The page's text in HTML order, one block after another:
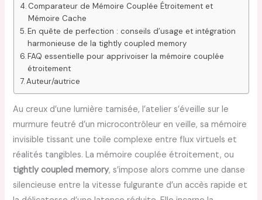
Comparateur de Mémoire Couplée Étroitement et
Mémoire Cache
En quête de perfection : conseils d’usage et intégration
harmonieuse de la tightly coupled memory
FAQ essentielle pour apprivoiser la mémoire couplée
étroitement
Auteur/autrice
Au creux d’une lumière tamisée, l’atelier s’éveille sur le
murmure feutré d’un microcontrôleur en veille, sa mémoire
invisible tissant une toile complexe entre flux virtuels et
réalités tangibles. La mémoire couplée étroitement, ou
tightly coupled memory, s’impose alors comme une danse
silencieuse entre la vitesse fulgurante d’un accès rapide et